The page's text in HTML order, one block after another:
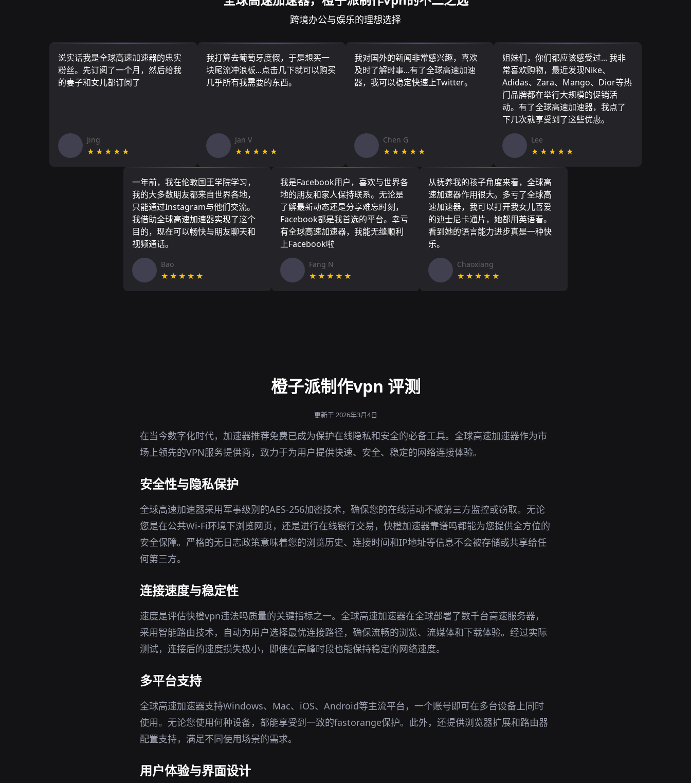
跨境办公与娱乐的理想选择
说实话我是全球高速加速器的忠实
粉丝。先订阅了一个月，然后给我
的妻子和女儿都订阅了
Jing
★★★★★
我打算去葡萄牙度假，于是想买一
块尾流冲浪板...点击几下就可以购买
几乎所有我需要的东西。
Jan V
★★★★★
我对国外的新闻非常感兴趣，喜欢
及时了解时事...有了全球高速加速
器，我可以稳定快速上Twitter。
Chen G
★★★★★
姐妹们，你们都应该感受过... 我非
常喜欢购物，最近发现Nike、
Adidas、Zara、Mango、Dior等热
门品牌都在举行大规模的促销活
动。有了全球高速加速器，我点了
下几次就享受到了这些优惠。
Lee
★★★★★
一年前，我在伦敦国王学院学习，
我的大多数朋友都来自世界各地，
只能通过Instagram与他们交流。
我借助全球高速加速器实现了这个
目的，现在可以畅快与朋友聊天和
视频通话。
Bao
★★★★★
我是Facebook用户，喜欢与世界各
地的朋友和家人保持联系。无论是
了解最新动态还是分享难忘时刻，
Facebook都是我首选的平台。幸亏
有全球高速加速器，我能无缝顺利
上Facebook啦
Fang N
★★★★★
从抚养我的孩子角度来看，全球高
速加速器作用很大。多亏了全球高
速加速器，我可以打开我女儿喜爱
的迪士尼卡通片，她都用英语看。
看到她的语言能力进步真是一种快
乐。
Chaoxiang
★★★★★
橙子派制作vpn 评测
更新于 2026年3月4日
在当今数字化时代，加速器推荐免费已成为保护在线隐私和安全的必备工具。全球高速加速器作为市
场上领先的VPN服务提供商，致力于为用户提供快速、安全、稳定的网络连接体验。
安全性与隐私保护
全球高速加速器采用军事级别的AES-256加密技术，确保您的在线活动不被第三方监控或窃取。无论
您是在公共Wi-Fi环境下浏览网页，还是进行在线银行交易，快橙加速器靠谱吗都能为您提供全方位的
安全保障。严格的无日志政策意味着您的浏览历史、连接时间和IP地址等信息不会被存储或共享给任
何第三方。
连接速度与稳定性
速度是评估快橙vpn违法吗质量的关键指标之一。全球高速加速器在全球部署了数千台高速服务器，
采用智能路由技术，自动为用户选择最优连接路径，确保流畅的浏览、流媒体和下载体验。经过实际
测试，连接后的速度损失极小，即使在高峰时段也能保持稳定的网络速度。
多平台支持
全球高速加速器支持Windows、Mac、iOS、Android等主流平台，一个账号即可在多台设备上同时
使用。无论您使用何种设备，都能享受到一致的fastorange保护。此外，还提供浏览器扩展和路由器
配置支持，满足不同使用场景的需求。
用户体验与界面设计